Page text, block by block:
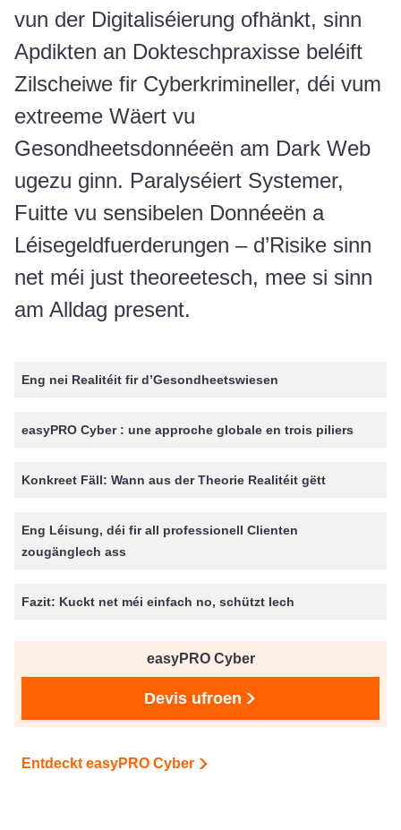
vun der Digitaliséierung ofhänkt, sinn
Apdikten an Dokteschpraxisse beléift
Zilscheiwe fir Cyberkrimineller, déi vum
extreeme Wäert vu
Gesondheetsdonnéeën am Dark Web
ugezu ginn. Paralyséiert Systemer,
Fuitte vu sensibelen Donnéeën a
Léisegeldfuerderungen – d’Risike sinn
net méi just theoreetesch, mee si sinn
am Alldag present.
Eng nei Realitéit fir d’Gesondheetswiesen
easyPRO Cyber : une approche globale en trois piliers
Konkreet Fäll: Wann aus der Theorie Realitéit gëtt
Eng Léisung, déi fir all professionell Clienten
zougänglech ass
Fazit: Kuckt net méi einfach no, schützt Iech
easyPRO Cyber
Devis ufroen
Entdeckt easyPRO Cyber